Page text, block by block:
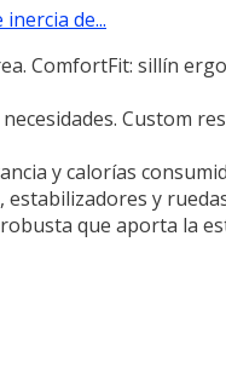
de...
ComfortFit: sillín
Custom
y calorías
estabilizadores y
que aporta la